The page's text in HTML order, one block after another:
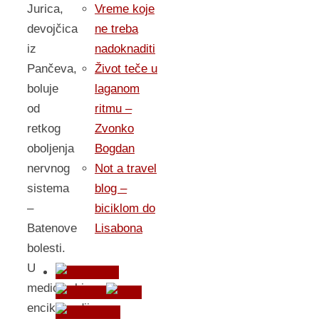
Jurica,
devojčica
iz
Pančeva,
boluje
od
retkog
oboljenja
nervnog
sistema
–
Batenove
bolesti.
U
medicinskim
enciklopedijama
Vreme koje
ne treba
nadoknaditi
Život teče u
laganom
ritmu –
Zvonko
Bogdan
Not a travel
blog –
biciklom do
Lisabona